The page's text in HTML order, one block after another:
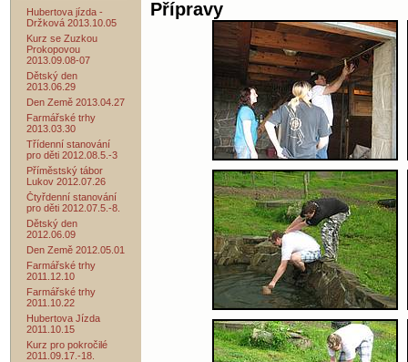
Hubertova jízda -
Držková 2013.10.05
Kurz se Zuzkou
Prokopovou
2013.09.08-07
Dětský den
2013.06.29
Den Země 2013.04.27
Farmářské trhy
2013.03.30
Třídenní stanování
pro děti 2012.08.5.-3
Příměstský tábor
Lukov 2012.07.26
Čtyřdenní stanování
pro děti 2012.07.5.-8.
Dětský den
2012.06.09
Den Země 2012.05.01
Farmářské trhy
2011.12.10
Farmářské trhy
2011.10.22
Hubertova Jízda
2011.10.15
Kurz pro pokročilé
2011.09.17.-18.
Přípravy